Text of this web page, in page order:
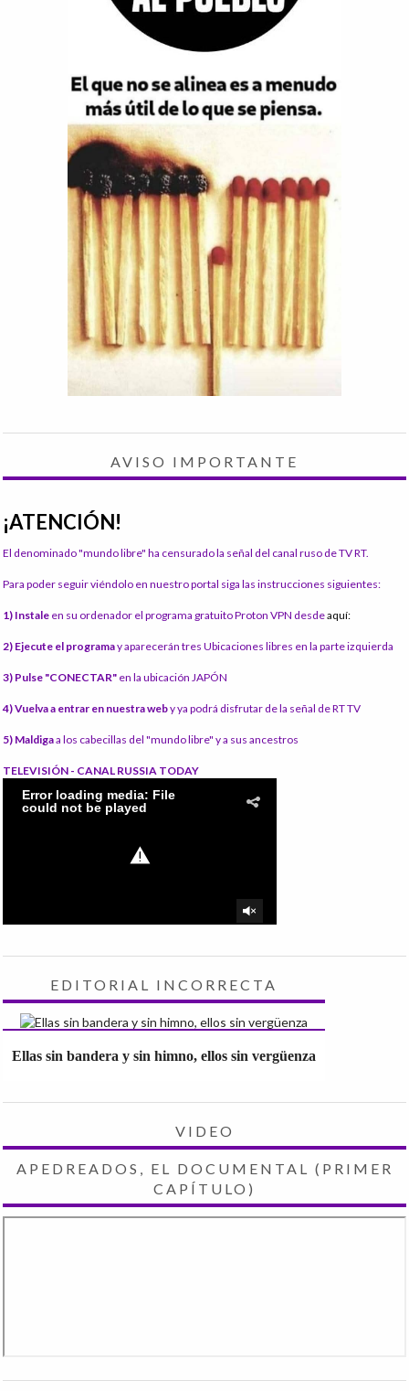
AVISO IMPORTANTE
¡ATENCIÓN!
El denominado "mundo libre" ha censurado la señal del canal ruso de TV RT.
Para poder seguir viéndolo en nuestro portal siga las instrucciones siguientes:
1) Instale en su ordenador el programa gratuito Proton VPN desdeaquí:
2) Ejecute el programay aparecerán tres Ubicaciones libres en la parte izquierda
3) Pulse "CONECTAR" en la ubicación JAPÓN
4) Vuelva a entrar en nuestra weby ya podrá disfrutar de la señal de RT TV
5) Maldigaa los cabecillas del "mundo libre" y a sus ancestros
TELEVISIÓN - CANAL RUSSIA TODAY
EDITORIAL INCORRECTA
Ellas sin bandera y sin himno, ellos sin vergüenza
VIDEO
APEDREADOS, EL DOCUMENTAL (PRIMER
CAPÍTULO)